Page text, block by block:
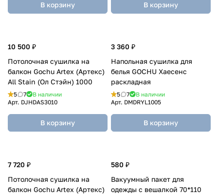
В корзину В корзину
10 500 ₽
Потолочная сушилка на
балкон Gochu Artex (Артекс)
All Stain (Ол Стэйн) 1000
5 7
В наличии
Арт. DJHDAS3010
В корзину
3 360 ₽
Напольная сушилка для
белья GOCHU Хаесенс
раскладная
5 7
В наличии
Арт. DMDRYL1005
В корзину
7 720 ₽
Потолочная сушилка на
балкон Gochu Artex (Артекс)
580 ₽
Вакуумный пакет для
одежды с вешалкой 70*110